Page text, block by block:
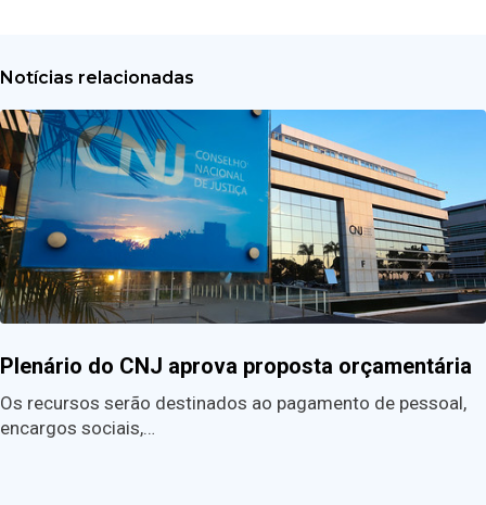
Notícias relacionadas
Plenário do CNJ aprova proposta orçamentária
Os recursos serão destinados ao pagamento de pessoal,
encargos sociais,…